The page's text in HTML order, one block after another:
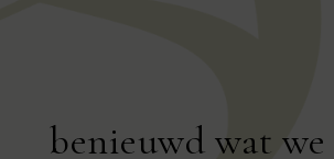
benieuwd wat